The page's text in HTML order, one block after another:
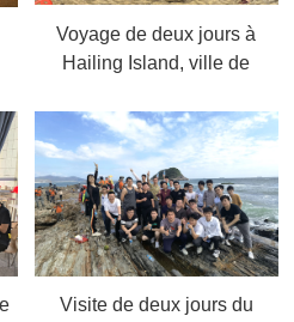
Voyage de deux jours à
Hailing Island, ville de
des tests et du département
structurel de KTC
Visite de deux jours du